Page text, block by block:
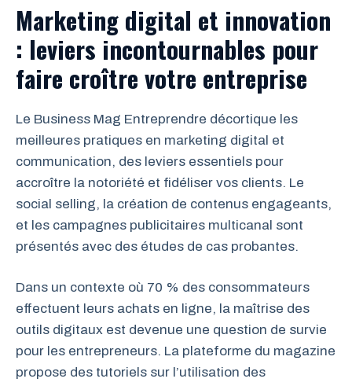
Marketing digital et innovation
: leviers incontournables pour
faire croître votre entreprise
Le Business Mag Entreprendre décortique les
meilleures pratiques en marketing digital et
communication, des leviers essentiels pour
accroître la notoriété et fidéliser vos clients. Le
social selling, la création de contenus engageants,
et les campagnes publicitaires multicanal sont
présentés avec des études de cas probantes.
Dans un contexte où 70 % des consommateurs
effectuent leurs achats en ligne, la maîtrise des
outils digitaux est devenue une question de survie
pour les entrepreneurs. La plateforme du magazine
propose des tutoriels sur l’utilisation des